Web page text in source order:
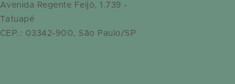
Avenida Regente Feijó, 1.739 -
Tatuapé
CEP.: 03342-900, São Paulo/SP